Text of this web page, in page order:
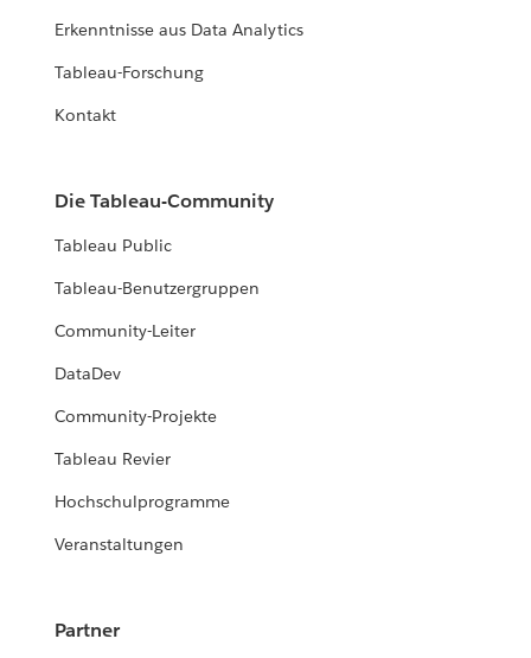
Erkenntnisse aus Data Analytics
Tableau-Forschung
Kontakt
Die Tableau-Community
Tableau Public
Tableau-Benutzergruppen
Community-Leiter
DataDev
Community-Projekte
Tableau Revier
Hochschulprogramme
Veranstaltungen
Partner